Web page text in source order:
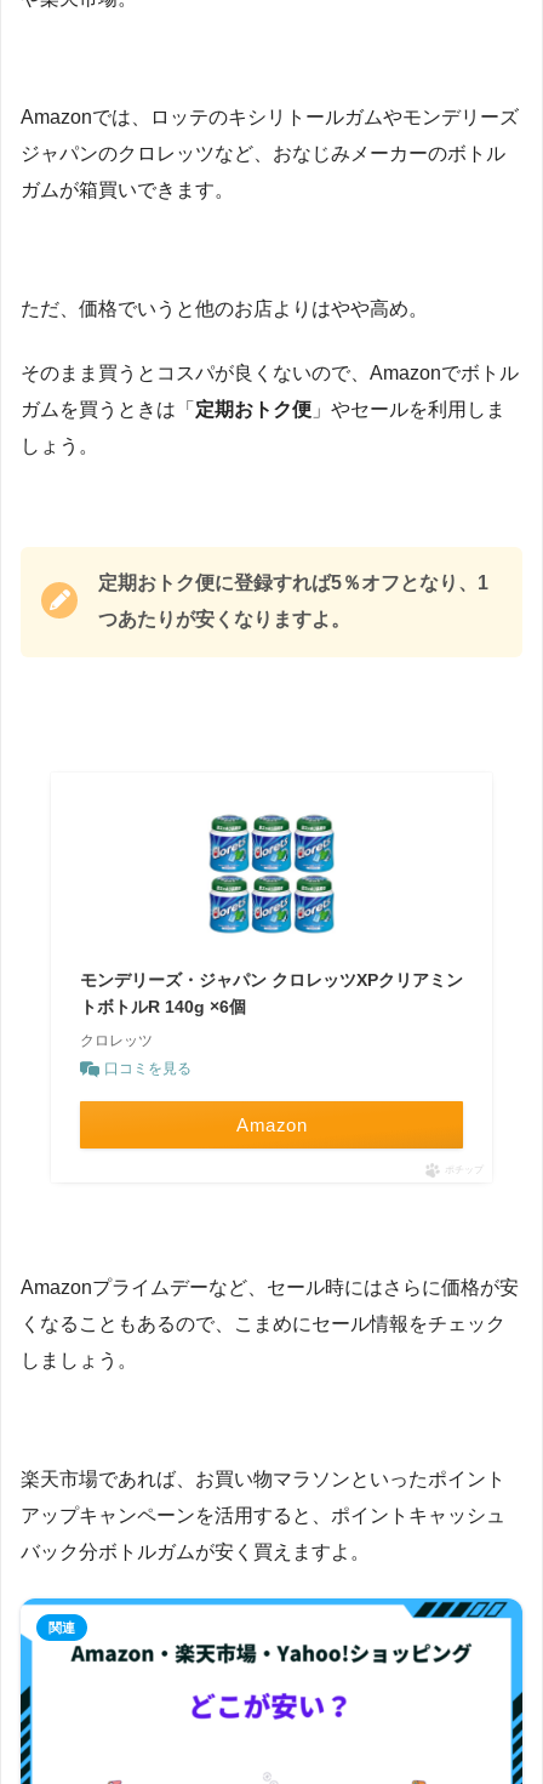
Amazonでは、ロッテのキシリトールガムやモンデリーズ
ジャパンのクロレッツなど、おなじみメーカーのボトル
ガムが箱買いできます。
ただ、価格でいうと他のお店よりはやや高め。
そのまま買うとコスパが良くないので、Amazonでボトル
ガムを買うときは「 定期おトク便 」やセールを利用しま
しょう。
定期おトク便に登録すれば5％オフとなり、1
つあたりが安くなりますよ。
モンデリーズ・ジャパン クロレッツXPクリアミン
トボトルR 140g ×6個
クロレッツ
口コミを見る
Amazon
ポチップ
Amazonプライムデーなど、セール時にはさらに価格が安
くなることもあるので、こまめにセール情報をチェック
しましょう。
楽天市場であれば、お買い物マラソンといったポイント
アップキャンペーンを活用すると、ポイントキャッシュ
バック分ボトルガムが安く買えますよ。